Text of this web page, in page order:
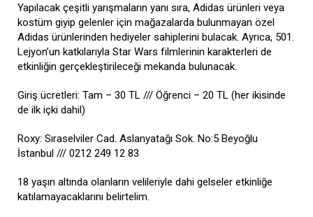
Yapılacak çeşitli yarışmaların yanı sıra, Adidas ürünleri veya
kostüm giyip gelenler için mağazalarda bulunmayan özel
Adidas ürünlerinden hediyeler sahiplerini bulacak. Ayrıca, 501.
Lejyon’un katkılarıyla Star Wars filmlerinin karakterleri de
etkinliğin gerçekleştirileceği mekanda bulunacak.
Giriş ücretleri: Tam – 30 TL /// Öğrenci – 20 TL (her ikisinde
de ilk içki dahil)
Roxy: Sıraselviler Cad. Aslanyatağı Sok. No:5 Beyoğlu
İstanbul /// 0212 249 12 83
18 yaşın altında olanların velileriyle dahi gelseler etkinliğe
katılamayacaklarını belirtelim.